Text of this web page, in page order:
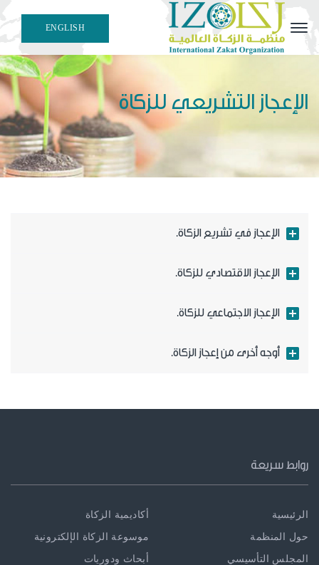
ENGLISH
هيئة علمية مهنية متخصصة في إصدار معايير وقرارات الزكاة
الفقهية والمحاسبية
الإعجاز التشريعي للزكاة
الإعجاز في تشريع الزكاة.
الإعجاز الاقتصادي للزكاة.
الإعجاز الاجتماعي للزكاة.
أوجه أخرى من إعجاز الزكاة.
روابط سريعة
الرئيسية
حول المنظمة
المجلس التأسيسي
أكاديمية الزكاة
موسوعة الزكاة الإلكترونية
أبحاث ودوريات